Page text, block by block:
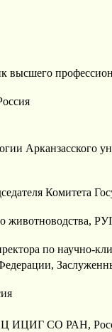
Арканзасского
Комитета
по
ИЦИГ СО РАН,